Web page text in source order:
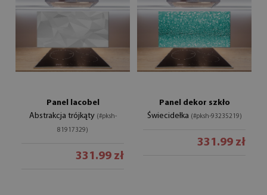
Panel lacobel
Abstrakcja trójkąty (#pksh-
81917329)
331.99 zł
Panel dekor szkło
Świecidełka (#pksh-93235219)
331.99 zł